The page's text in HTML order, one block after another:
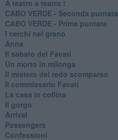
A teatro a teatro !
CABO VERDE - Seconda puntata
CABO VERDE - Prima puntata
I cerchi nel grano
Anna
Il sabato del Favati
Un morto in milonga
Il mistero del redo scomparso
Il commissario Favati
La casa in collina
Il gorgo
Arrival
Passengers
Confessioni